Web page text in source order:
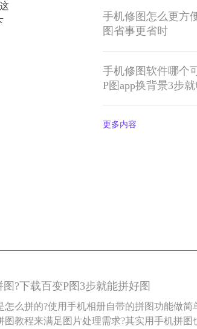
?下载百变P图3步就能拼好图
怎么拼的?使用手机相册自带的拼图功能做简
图教程来满足图片处理需求?其实用手机拼图
手机修图怎么更方
图省事更省时
手机修图软件哪个
P图app换背景3步
更多内容